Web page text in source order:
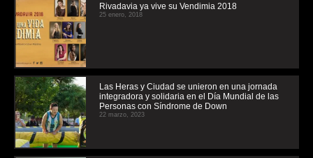
Rivadavia ya vive su Vendimia 2018
25 enero, 2018
Las Heras y Ciudad se unieron en una jornada
integradora y solidaria en el Día Mundial de las
Personas con Síndrome de Down
22 marzo, 2023